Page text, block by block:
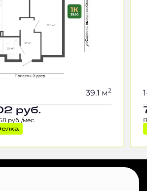
39.1 м2
руб.
руб./мес.